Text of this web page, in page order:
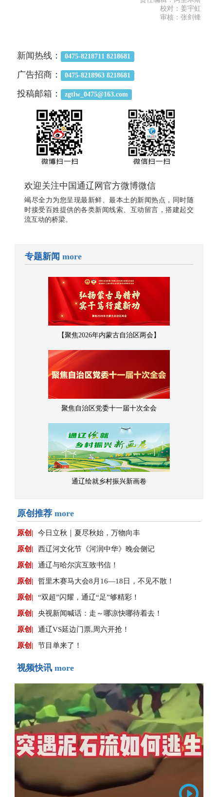
校对：姜宇虹
审核：张剑锋
新闻热线： 0475-8218711 8218681
广告招商： 0475-8218963 8218681
投稿邮箱： zgtlw_0475@163.com
欢迎关注中国通辽网官方微博微信
竭尽全力为您呈现最新鲜、最本土的新闻热点，同时随
时接受百姓提供的各类新闻线索、互动留言，搭建起交
流互动的桥梁。
专题新闻 more
【聚焦2026年内蒙古自治区两会】
聚焦自治区党委十一届十次全会
通辽绘就乡村振兴新画卷
原创推荐 more
原创| 今日立秋｜夏尽秋始，万物向丰
原创| 西辽河文化节《河润中华》晚会侧记
原创| 通辽与哈尔滨互致书信！
原创| 哲里木赛马大会8月16—18日，不见不散！
原创| “双超”闪耀，通辽“足”够精彩！
原创| 央视新闻喊话：走～哪凉快哪待着去！
原创| 通辽VS延边门票,周六开抢！
原创| 节目单来了！
视频快讯 more